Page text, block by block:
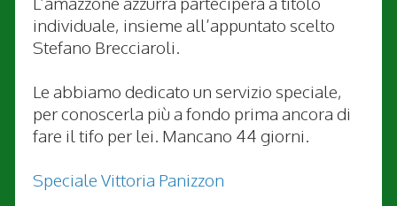
individuale, insieme all’appuntato scelto
Stefano Brecciaroli.
Le abbiamo dedicato un servizio speciale,
per conoscerla più a fondo prima ancora di
fare il tifo per lei. Mancano 44 giorni.
Speciale Vittoria Panizzon